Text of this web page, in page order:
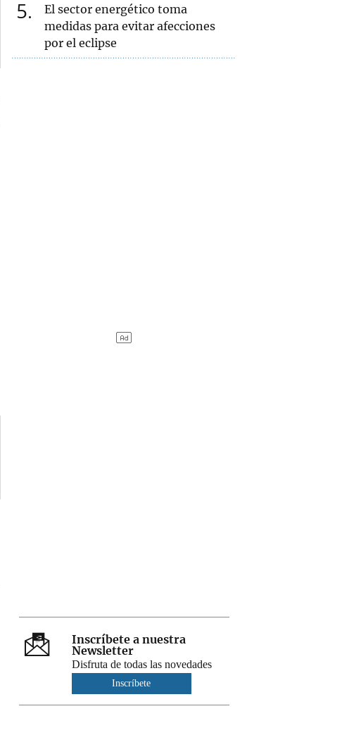
5
El sector energético toma
medidas para evitar afecciones
por el eclipse
Inscríbete a nuestra
Newsletter
Disfruta de todas las novedades
Inscríbete